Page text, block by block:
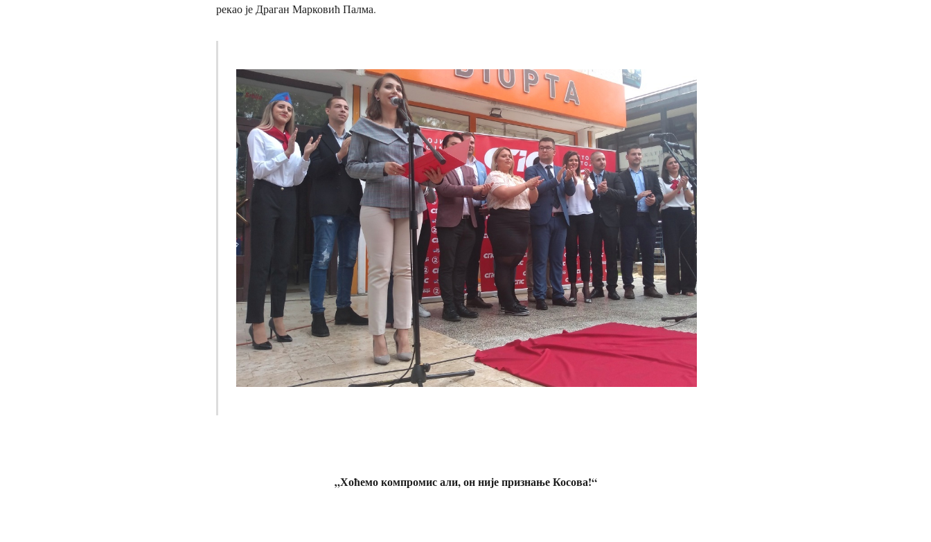
рекао је Драган Марковић Палма.
„Хоћемо компромис али, он није признање Косова!“